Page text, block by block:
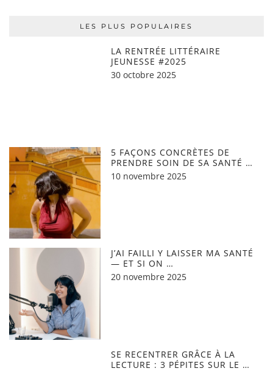
LES PLUS POPULAIRES
LA RENTRÉE LITTÉRAIRE
JEUNESSE #2025
30 octobre 2025
5 FAÇONS CONCRÈTES DE
PRENDRE SOIN DE SA SANTÉ …
10 novembre 2025
J’AI FAILLI Y LAISSER MA SANTÉ
— ET SI ON …
20 novembre 2025
SE RECENTRER GRÂCE À LA
LECTURE : 3 PÉPITES SUR LE …